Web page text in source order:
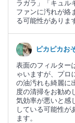
ラガラ」「キュル
ファンに汚れが絡
る可能性がありま
ピカピカお
表面のフィルター
ゃいますが、プロ
の油汚れも綺麗に
度の清掃をお勧め
気効率が悪いと感
している可能性が
ます。